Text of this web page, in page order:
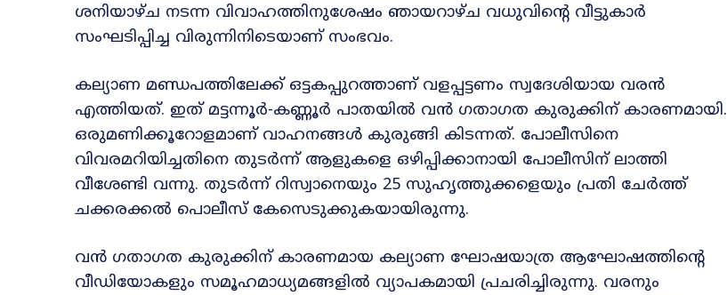
ശനിയാഴ്ച നടന്ന വിവാഹത്തിനുശേഷം ഞായറാഴ്ച വധുവിന്റെ വീട്ടുകാർ
സംഘടിപ്പിച്ച വിരുന്നിനിടെയാണ് സംഭവം.
കല്യാണ മണ്ഡപത്തിലേക്ക് ഒട്ടകപ്പുറത്താണ് വളപ്പട്ടണം സ്വദേശിയായ വരൻ
എത്തിയത്. ഇത് മട്ടന്നൂർ-കണ്ണൂർ പാതയിൽ വൻ ഗതാഗത കുരുക്കിന് കാരണമായി.
ഒരുമണിക്കൂറോളമാണ് വാഹനങ്ങൾ കുരുങ്ങി കിടന്നത്. പോലീസിനെ
വിവരമറിയിച്ചതിനെ തുടർന്ന് ആളുകളെ ഒഴിപ്പിക്കാനായി പോലീസിന് ലാത്തി
വീശേണ്ടി വന്നു. തുടർന്ന് റിസ്വാനെയും 25 സുഹൃത്തുക്കളെയും പ്രതി ചേർത്ത്
ചക്കരക്കൽ പൊലീസ് കേസെടുക്കുകയായിരുന്നു.
വൻ ഗതാഗത കുരുക്കിന് കാരണമായ കല്യാണ ഘോഷയാത്ര ആഘോഷത്തിന്റെ
വീഡിയോകളും സമൂഹമാധ്യമങ്ങളിൽ വ്യാപകമായി പ്രചരിച്ചിരുന്നു. വരനും